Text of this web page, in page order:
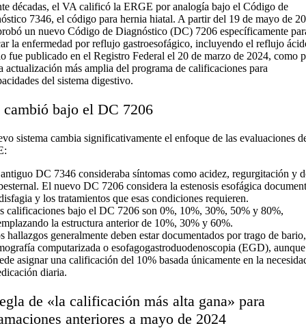
décadas, el VA calificó la ERGE por analogía bajo el Código de
7346, el código para hernia hiatal. A partir del 19 de mayo de
un nuevo Código de Diagnóstico (DC) 7206 específicamente
la enfermedad por reflujo gastroesofágico, incluyendo el reflujo
fue publicado en el Registro Federal el 20 de marzo de 2024, como
actualización más amplia del programa de calificaciones para
del sistema digestivo.
cambió bajo el DC 7206
sistema cambia significativamente el enfoque de las evaluaciones
DC 7346 consideraba síntomas como acidez, regurgitación y
El nuevo DC 7206 considera la estenosis esofágica
y los tratamientos que esas condiciones requieren.
calificaciones bajo el DC 7206 son 0%, 10%, 30%, 50% y 80%,
la estructura anterior de 10%, 30% y 60%.
hallazgos generalmente deben estar documentados por trago de bario,
computarizada o esofagogastroduodenoscopia (EGD),
asignar una calificación del 10% basada únicamente en la
diaria.
de «la calificación más alta gana» para
anteriores a mayo de 2024